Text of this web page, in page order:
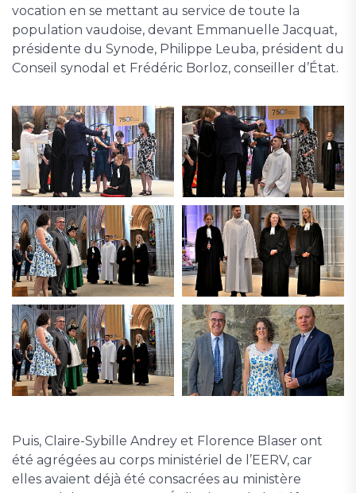
vocation en se mettant au service de toute la
population vaudoise, devant Emmanuelle Jacquat,
présidente du Synode, Philippe Leuba, président du
Conseil synodal et Frédéric Borloz, conseiller d’État.
Puis, Claire-Sybille Andrey et Florence Blaser ont
été agrégées au corps ministériel de l’EERV, car
elles avaient déjà été consacrées au ministère